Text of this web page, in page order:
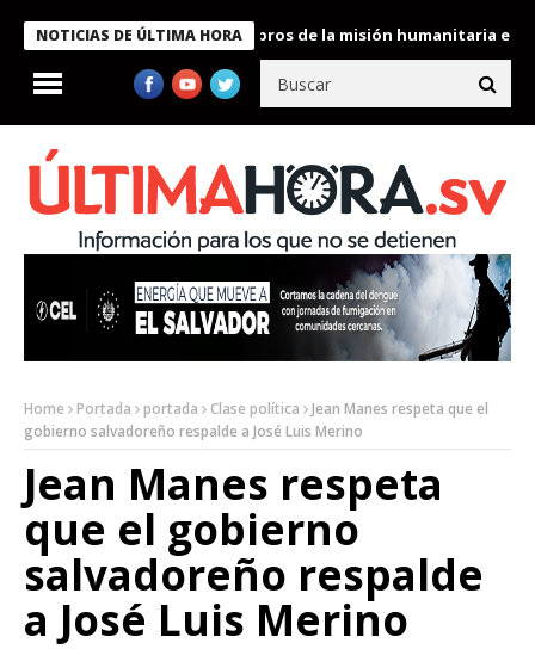
NOTICIAS DE ÚLTIMA HORA
Bukele condecora a miembros de la misión humanitaria enviada
Home Portada portada Clase política
Jean Manes respeta que el
gobierno salvadoreño respalde a José Luis Merino
Jean Manes respeta
que el gobierno
salvadoreño respalde
a José Luis Merino